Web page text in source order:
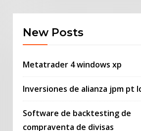
New Posts
Metatrader 4 windows xp
Inversiones de alianza jpm pt
Software de backtesting de
compraventa de divisas